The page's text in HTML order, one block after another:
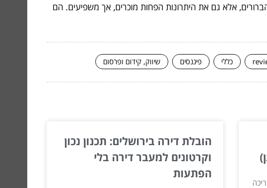
אלא גם את היתרונות הפחות מוכרים, אך משפיעים. הם
כללי פיננסים שיווק, קידום ופרסום
הובלת דירה בירושלים: תכנון נכון
וקרטונים למעבר דירה בלי
הפתעות